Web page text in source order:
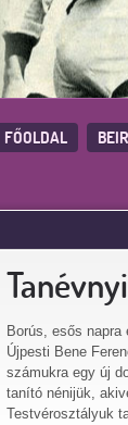
FŐOLDAL
Borús, esős
Újpesti Bene
számukra egy új
tanító nénijük,
Testvérosztályuk